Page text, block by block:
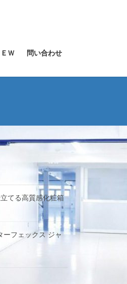
Ｗ 問い合わせ
てる高質感化粧箱
ーフェックス ジャ